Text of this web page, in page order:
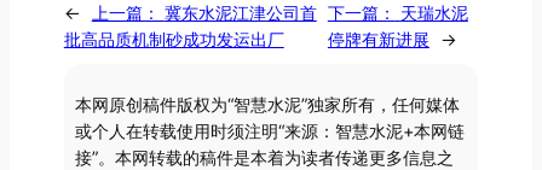
← 上一篇： 冀东水泥江津公司首
批高品质机制砂成功发运出厂
下一篇：
天瑞水泥
停牌有新进展
→
本网原创稿件版权为“智慧水泥”独家所有，任何媒体
或个人在转载使用时须注明“来源：智慧水泥+本网链
接”。本网转载的稿件是本着为读者传递更多信息之